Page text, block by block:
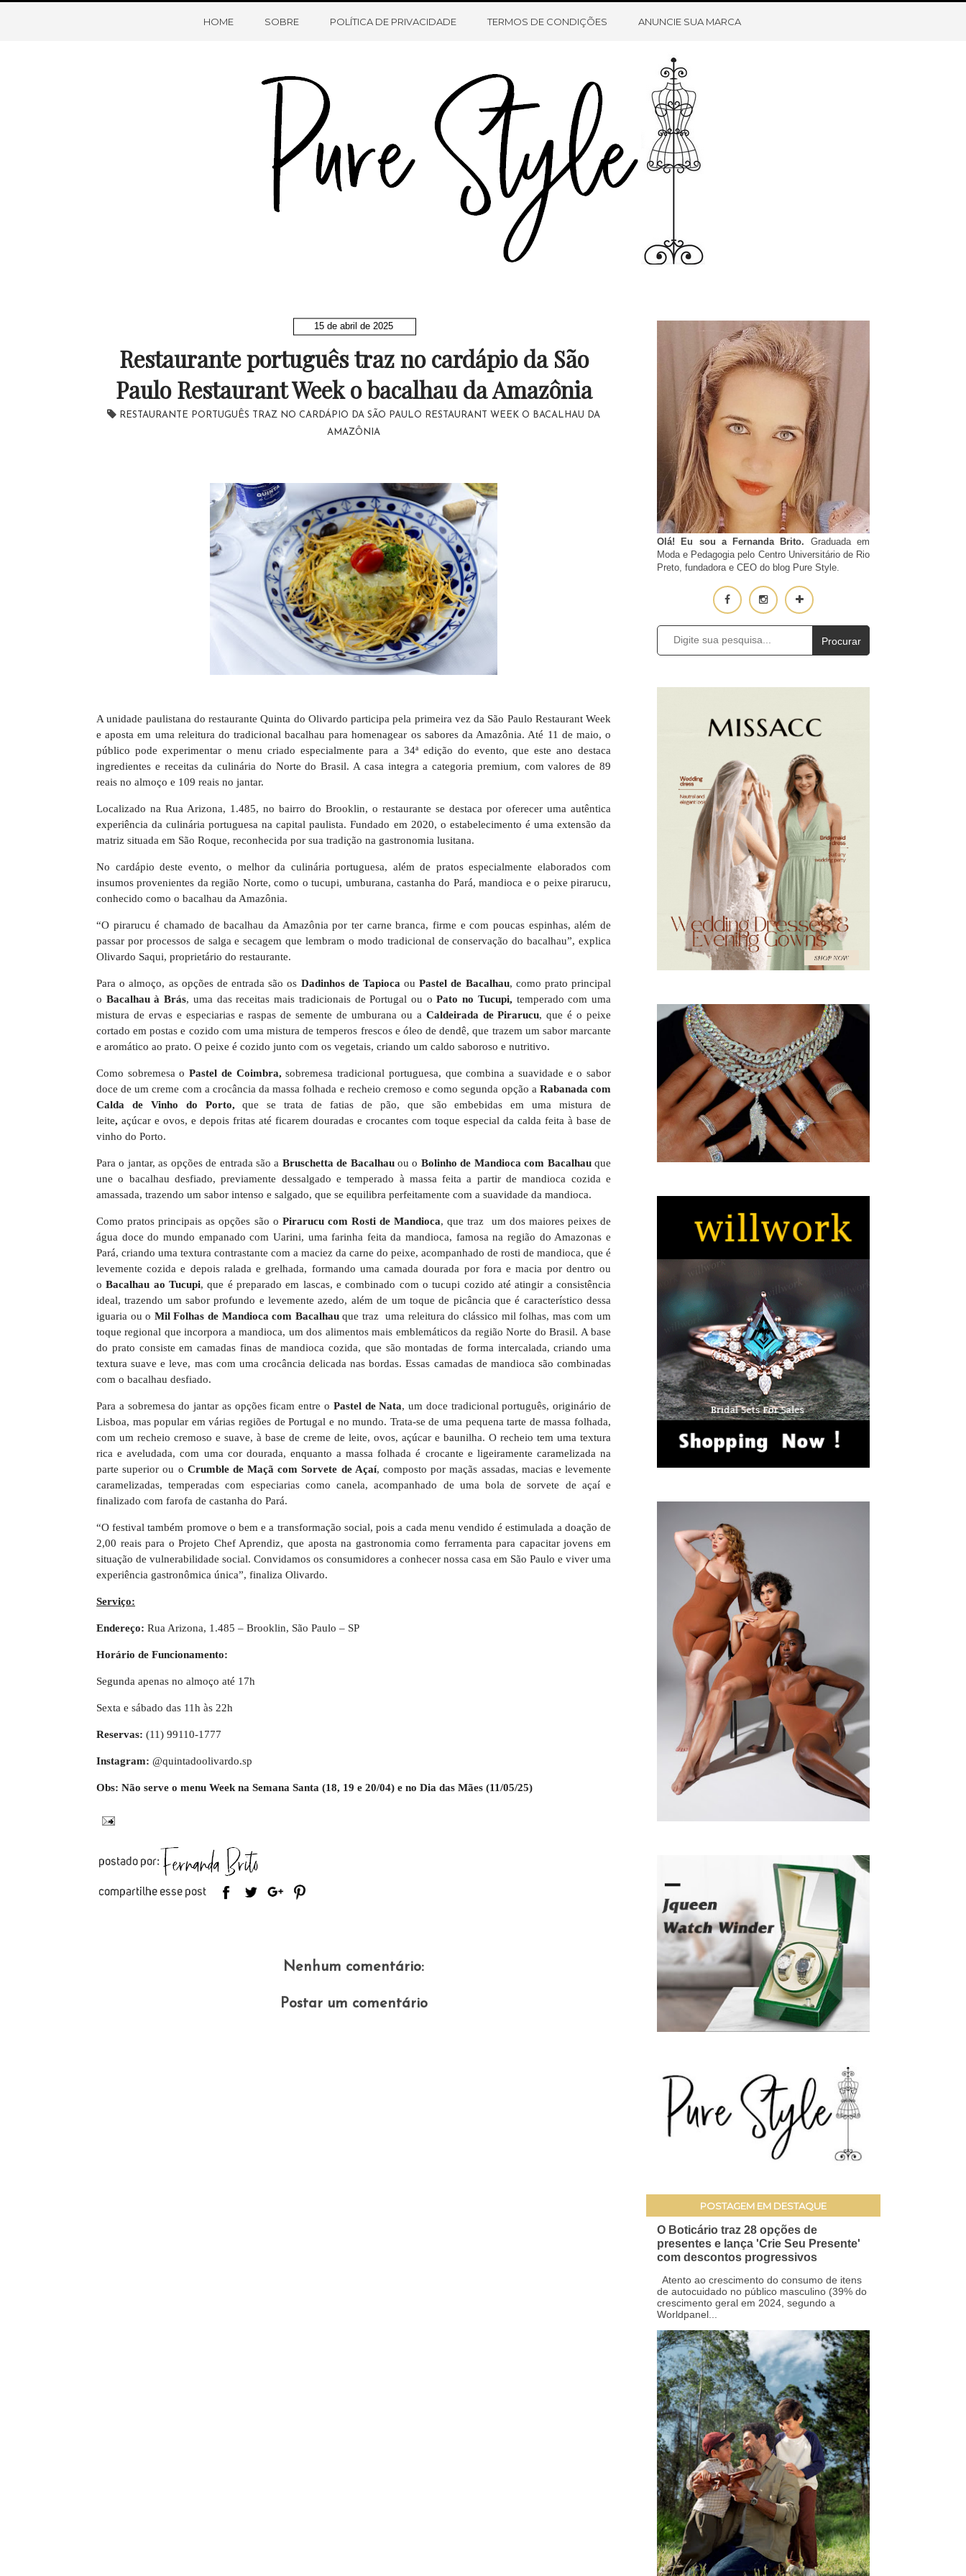
HOME SOBRE O BLOG CONTATO
HOME SOBRE POLÍTICA DE PRIVACIDADE TERMOS DE CONDIÇÕES ANUNCIE SUA MARCA
15 de abril de 2025
Restaurante português traz no cardápio da São
Paulo Restaurant Week o bacalhau da Amazônia
RESTAURANTE PORTUGUÊS TRAZ NO CARDÁPIO DA SÃO PAULO RESTAURANT WEEK O BACALHAU DA
AMAZÔNIA
A unidade paulistana do restaurante Quinta do Olivardo participa pela primeira vez da São Paulo Restaurant Week
e aposta em uma releitura do tradicional bacalhau para homenagear os sabores da Amazônia. Até 11 de maio, o
público pode experimentar o menu criado especialmente para a 34ª edição do evento, que este ano destaca
ingredientes e receitas da culinária do Norte do Brasil. A casa integra a categoria premium, com valores de 89
reais no almoço e 109 reais no jantar.
Localizado na Rua Arizona, 1.485, no bairro do Brooklin, o restaurante se destaca por oferecer uma autêntica
experiência da culinária portuguesa na capital paulista. Fundado em 2020, o estabelecimento é uma extensão da
matriz situada em São Roque, reconhecida por sua tradição na gastronomia lusitana.
No cardápio deste evento, o melhor da culinária portuguesa, além de pratos especialmente elaborados com
insumos provenientes da região Norte, como o tucupi, umburana, castanha do Pará, mandioca e o peixe pirarucu,
conhecido como o bacalhau da Amazônia.
“O pirarucu é chamado de bacalhau da Amazônia por ter carne branca, firme e com poucas espinhas, além de
passar por processos de salga e secagem que lembram o modo tradicional de conservação do bacalhau”, explica
Olivardo Saqui, proprietário do restaurante.
Para o almoço, as opções de entrada são os Dadinhos de Tapioca ouPastel de Bacalhau, como prato principal
o Bacalhau à Brás, uma das receitas mais tradicionais de Portugal ou oPato no Tucupi, temperado com uma
mistura de ervas e especiarias e raspas de semente de umburana ou a Caldeirada de Pirarucu, que é o peixe
cortado em postas e cozido com uma mistura de temperos frescos e óleo de dendê, que trazem um sabor marcante
e aromático ao prato. O peixe é cozido junto com os vegetais, criando um caldo saboroso e nutritivo.
Como sobremesa o Pastel de Coimbra,sobremesa tradicional portuguesa, que combina a suavidade e o sabor
doce de um creme com a crocância da massa folhada e recheio cremoso e como segunda opção a Rabanada com
Calda de Vinho do Porto,que se trata de fatias de pão, que são embebidas em uma mistura de
leite, açúcar e ovos, e depois fritas até ficarem douradas e crocantes com toque especial da calda feita à base de
vinho do Porto.
Para o jantar, as opções de entrada são a Bruschetta de Bacalhauou o Bolinho de Mandioca com Bacalhauque
une o bacalhau desfiado, previamente dessalgado e temperado à massa feita a partir de mandioca cozida e
amassada, trazendo um sabor intenso e salgado, que se equilibra perfeitamente com a suavidade da mandioca.
Como pratos principais as opções são o Pirarucu com Rosti de Mandioca, que traz um dos maiores peixes de
água doce do mundo empanado com Uarini, uma farinha feita da mandioca, famosa na região do Amazonas e
Pará, criando uma textura contrastante com a maciez da carne do peixe, acompanhado de rosti de mandioca, que é
levemente cozida e depois ralada e grelhada, formando uma camada dourada por fora e macia por dentro ou
oBacalhau ao Tucupi, que é preparado em lascas, e combinado com o tucupi cozido até atingir a consistência
ideal, trazendo um sabor profundo e levemente azedo, além de um toque de picância que é característico dessa
iguaria ou o Mil Folhas de Mandioca com Bacalhauque traz uma releitura do clássico mil folhas, mas com um
toque regional que incorpora a mandioca, um dos alimentos mais emblemáticos da região Norte do Brasil. A base
do prato consiste em camadas finas de mandioca cozida, que são montadas de forma intercalada, criando uma
textura suave e leve, mas com uma crocância delicada nas bordas. Essas camadas de mandioca são combinadas
com o bacalhau desfiado.
Para a sobremesa do jantar as opções ficam entre o Pastel de Nata, um doce tradicional português, originário de
Lisboa, mas popular em várias regiões de Portugal e no mundo. Trata-se de uma pequena tarte de massa folhada,
com um recheio cremoso e suave, à base de creme de leite, ovos, açúcar e baunilha. O recheio tem uma textura
rica e aveludada, com uma cor dourada, enquanto a massa folhada é crocante e ligeiramente caramelizada na
parte superior ou o Crumble de Maçã com Sorvete de Açaí, composto por maçãs assadas, macias e levemente
caramelizadas, temperadas com especiarias como canela, acompanhado de uma bola de sorvete de açaí e
finalizado com farofa de castanha do Pará.
“O festival também promove o bem e a transformação social, pois a cada menu vendido é estimulada a doação de
2,00 reais para o Projeto Chef Aprendiz, que aposta na gastronomia como ferramenta para capacitar jovens em
situação de vulnerabilidade social. Convidamos os consumidores a conhecer nossa casa em São Paulo e viver uma
experiência gastronômica única”, finaliza Olivardo.
Serviço:
Endereço: Rua Arizona, 1.485 – Brooklin, São Paulo – SP
Horário de Funcionamento:
Segunda apenas no almoço até 17h
Sexta e sábado das 11h às 22h
Reservas: (11) 99110-1777
Instagram: @quintadoolivardo.sp
Obs: Não serve o menu Week na Semana Santa (18, 19 e 20/04) e no Dia das Mães (11/05/25)
Nenhum comentário:
Postar um comentário
Olá! Eu sou a Fernanda Brito. Graduada em
Moda e Pedagogia pelo Centro Universitário de Rio
Preto, fundadora e CEO do blog Pure Style.
Procurar
POSTAGEM EM DESTAQUE
O Boticário traz 28 opções de
presentes e lança 'Crie Seu Presente'
com descontos progressivos
Atento ao crescimento do consumo de itens
de autocuidado no público masculino (39% do
crescimento geral em 2024, segundo a
Worldpanel...